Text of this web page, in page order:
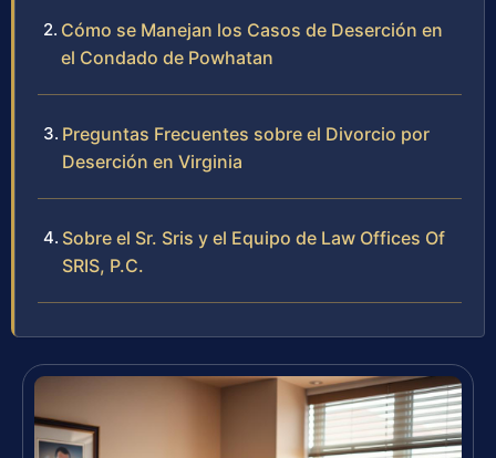
Cómo se Manejan los Casos de Deserción en
el Condado de Powhatan
Preguntas Frecuentes sobre el Divorcio por
Deserción en Virginia
Sobre el Sr. Sris y el Equipo de Law Offices Of
SRIS, P.C.